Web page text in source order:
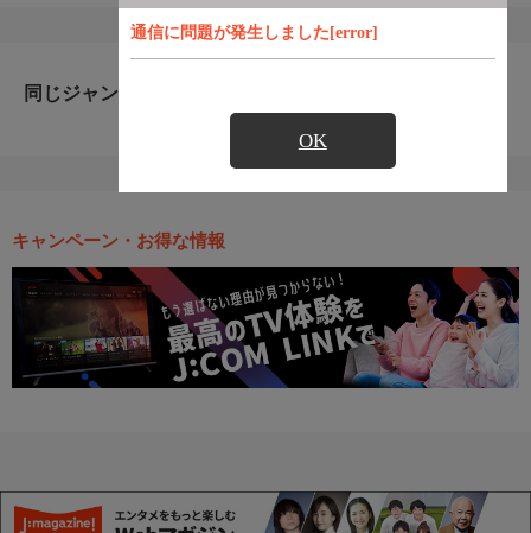
通信に問題が発生しました[error]
OK
同じジャンルのおすすめ番組
キャンペーン・お得な情報